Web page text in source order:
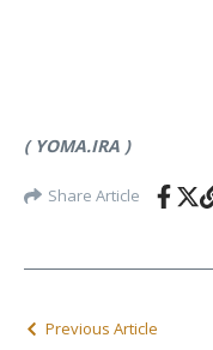
( YOMA.IRA )
Share Article
Previous Article